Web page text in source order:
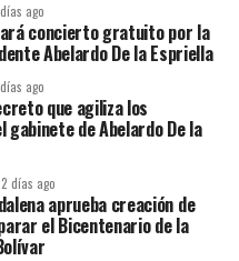
ago
concierto gratuito por la
Abelardo De la Espriella
ago
que agiliza los
gabinete de Abelardo De la
2 días ago
aprueba creación de
el Bicentenario de la